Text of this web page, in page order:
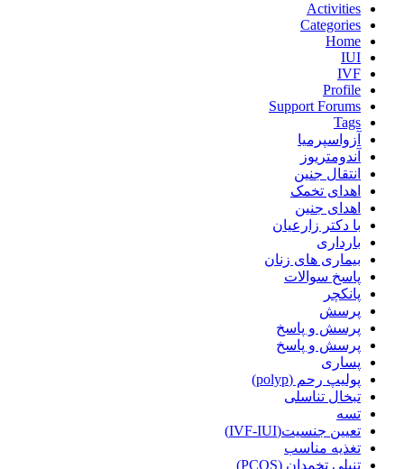
Activities
Categories
Home
IUI
IVF
Profile
Support Forums
Tags
آزواسپرمیا
آندومتریوز
انتقال جنین
اهدای تخمک
اهدای جنین
با دکتر زارعیان
بارداری
بیماری های زنان
پاسخ سوالات
پانکچر
پرسش
پرسش و پاسخ
پرسش و پاسخ
پساری
پولیپ رحم (polyp)
تبخال تناسلی
تسه
تعیین جنسیت(IVF-IUI)
تغذیه مناسب
تنبلی تخمدان (PCOS)